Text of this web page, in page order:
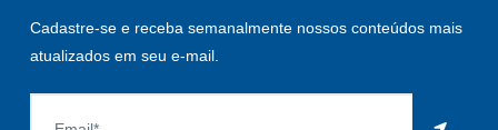
Cadastre-se e receba semanalmente nossos conteúdos mais
atualizados em seu e-mail.